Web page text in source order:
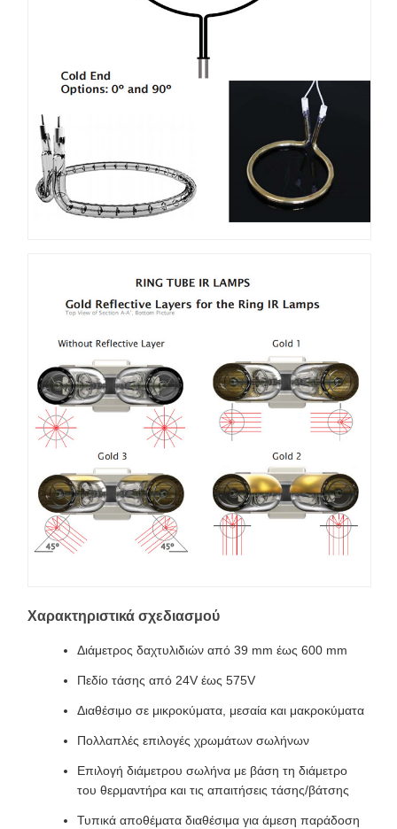
Χαρακτηριστικά σχεδιασμού
Διάμετρος δαχτυλιδιών από 39 mm έως 600 mm
Πεδίο τάσης από 24V έως 575V
Διαθέσιμο σε μικροκύματα, μεσαία και μακροκύματα
Πολλαπλές επιλογές χρωμάτων σωλήνων
Επιλογή διάμετρου σωλήνα με βάση τη διάμετρο
του θερμαντήρα και τις απαιτήσεις τάσης/βάτσης
Τυπικά αποθέματα διαθέσιμα για άμεση παράδοση